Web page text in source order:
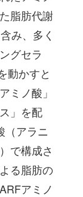
脂肪代謝
み、多く
グセラ
動かすと
ミノ酸」
」を配
（アラニ
で構成さ
る脂肪の
アミノ